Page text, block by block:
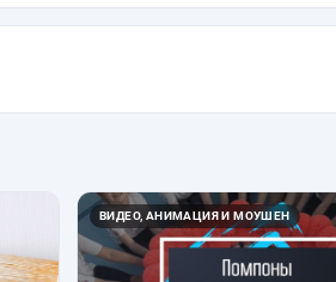
ВИДЕО, АНИМАЦИЯ И МОУШЕН